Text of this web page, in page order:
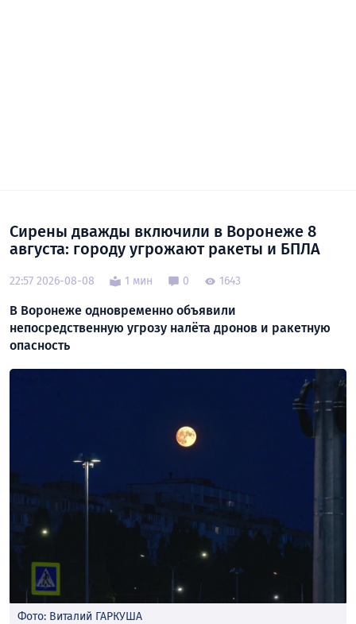
Сирены дважды включили в Воронеже 8
августа: городу угрожают ракеты и БПЛА
22:57 2026-08-08 1 мин 0 1643
В Воронеже одновременно объявили
непосредственную угрозу налёта дронов и ракетную
опасность
Фото: Виталий ГАРКУША